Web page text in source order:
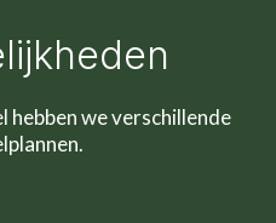
hebben we verschillende